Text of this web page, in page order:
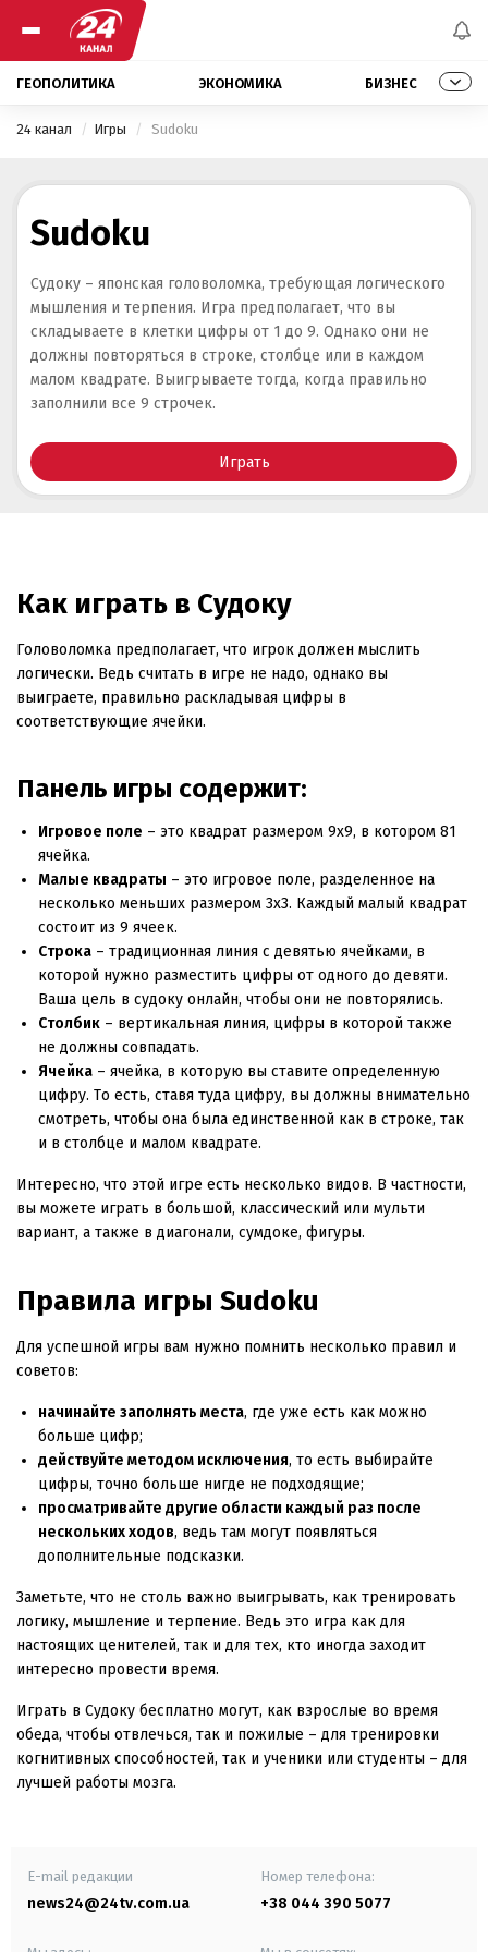
ГЕОПОЛИТИКА ЭКОНОМИКА БИЗНЕС
24 канал Игры Sudoku
Sudoku
Судоку – японская головоломка, требующая логического
мышления и терпения. Игра предполагает, что вы
складываете в клетки цифры от 1 до 9. Однако они не
должны повторяться в строке, столбце или в каждом
малом квадрате. Выигрываете тогда, когда правильно
заполнили все 9 строчек.
Играть
Как играть в Судоку
Головоломка предполагает, что игрок должен мыслить
логически. Ведь считать в игре не надо, однако вы
выиграете, правильно раскладывая цифры в
соответствующие ячейки.
Панель игры содержит:
Игровое поле – это квадрат размером 9х9, в котором 81
ячейка.
Малые квадраты – это игровое поле, разделенное на
несколько меньших размером 3х3. Каждый малый квадрат
состоит из 9 ячеек.
Строка – традиционная линия с девятью ячейками, в
которой нужно разместить цифры от одного до девяти.
Ваша цель в судоку онлайн, чтобы они не повторялись.
Столбик – вертикальная линия, цифры в которой также
не должны совпадать.
Ячейка – ячейка, в которую вы ставите определенную
цифру. То есть, ставя туда цифру, вы должны внимательно
смотреть, чтобы она была единственной как в строке, так
и в столбце и малом квадрате.
Интересно, что этой игре есть несколько видов. В частности,
вы можете играть в большой, классический или мульти
вариант, а также в диагонали, сумдоке, фигуры.
Правила игры Sudoku
Для успешной игры вам нужно помнить несколько правил и
советов:
начинайте заполнять места, где уже есть как можно
больше цифр;
действуйте методом исключения, то есть выбирайте
цифры, точно больше нигде не подходящие;
просматривайте другие области каждый раз после
нескольких ходов, ведь там могут появляться
дополнительные подсказки.
Заметьте, что не столь важно выигрывать, как тренировать
логику, мышление и терпение. Ведь это игра как для
настоящих ценителей, так и для тех, кто иногда заходит
интересно провести время.
Играть в Судоку бесплатно могут, как взрослые во время
обеда, чтобы отвлечься, так и пожилые – для тренировки
когнитивных способностей, так и ученики или студенты – для
лучшей работы мозга.
E-mail редакции
news24@24tv.com.ua
Номер телефона:
+38 044 390 5077